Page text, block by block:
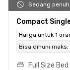
Sedang penuh
Compact
Harga untuk 1
Bisa dihuni
Full Size